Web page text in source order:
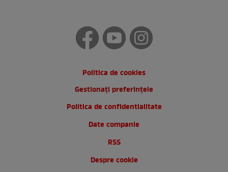
Politica de cookies
Gestionați preferințele
Politica de confidentialitate
Date companie
RSS
Despre cookie